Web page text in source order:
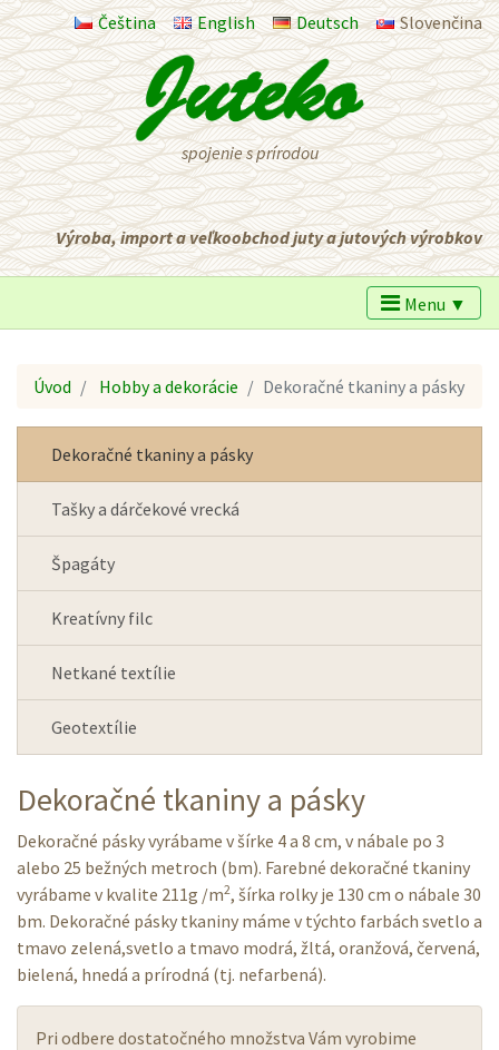
Čeština English Deutsch Slovenčina
spojenie s prírodou
Výroba, import a veľkoobchod juty a jutových výrobkov
Menu ▼
Úvod Hobby a dekorácie Dekoračné tkaniny a pásky
Dekoračné tkaniny a pásky
Tašky a dárčekové vrecká
Špagáty
Kreatívny filc
Netkané textílie
Geotextílie
Dekoračné tkaniny a pásky
Dekoračné pásky vyrábame v šírke 4 a 8 cm, v nábale po 3
alebo 25 bežných metroch (bm). Farebné dekoračné tkaniny
vyrábame v kvalite 211g /m2, šírka rolky je 130 cm o nábale 30
bm. Dekoračné pásky tkaniny máme v týchto farbách svetlo a
tmavo zelená,svetlo a tmavo modrá, žltá, oranžová, červená,
bielená, hnedá a prírodná (tj. nefarbená).
Pri odbere dostatočného množstva Vám vyrobime